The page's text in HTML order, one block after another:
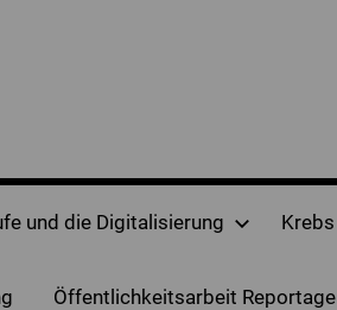
und die Digitalisierung Krebs
Öffentlichkeitsarbeit Reportage